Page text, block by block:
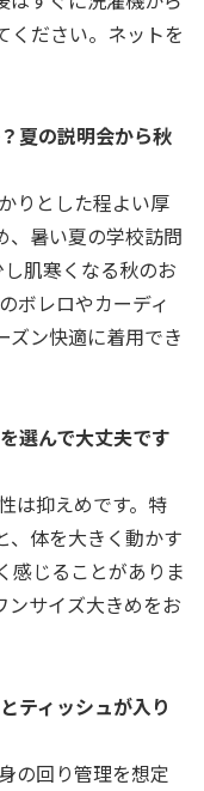
ください。ネットを
夏の説明会から秋
りとした程よい厚
、暑い夏の学校訪問
肌寒くなる秋のお
ボレロやカーディ
ズン快適に着用でき
選んで大丈夫です
は抑えめです。特
、体を大きく動かす
感じることがありま
ンサイズ大きめをお
ティッシュが入り
の回り管理を想定